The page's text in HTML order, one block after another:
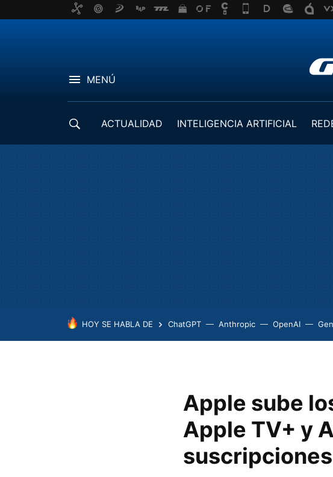
MENÚ
ACTUALIDAD INTELIGENCIA ARTIFICIAL
HOY SE HABLA DE ChatGPT Anthropic OpenAI
Apple sube
Apple TV+ y
suscripciones